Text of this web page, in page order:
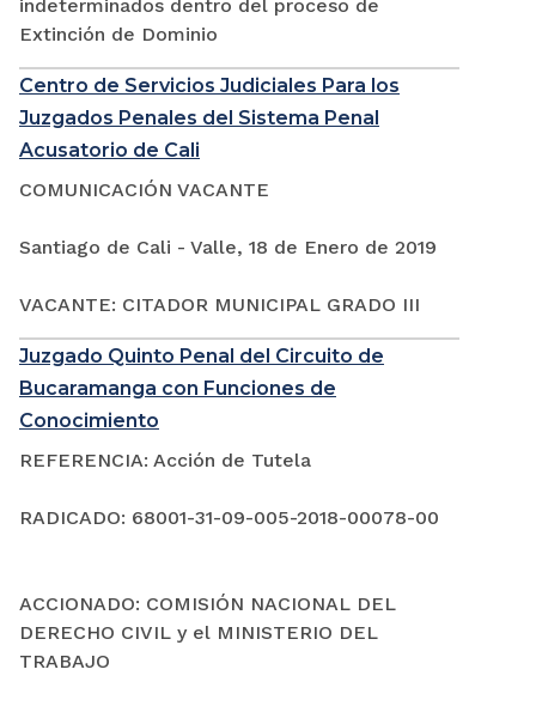
indeterminados dentro del proceso de
Extinción de Dominio
Centro de Servicios Judiciales Para los
Juzgados Penales del Sistema Penal
Acusatorio de Cali
COMUNICACIÓN VACANTE
Santiago de Cali - Valle, 18 de Enero de 2019
VACANTE: CITADOR MUNICIPAL GRADO III
Juzgado Quinto Penal del Circuito de
Bucaramanga con Funciones de
Conocimiento
REFERENCIA: Acción de Tutela
RADICADO: 68001-31-09-005-2018-00078-00
ACCIONADO: COMISIÓN NACIONAL DEL
DERECHO CIVIL y el MINISTERIO DEL
TRABAJO